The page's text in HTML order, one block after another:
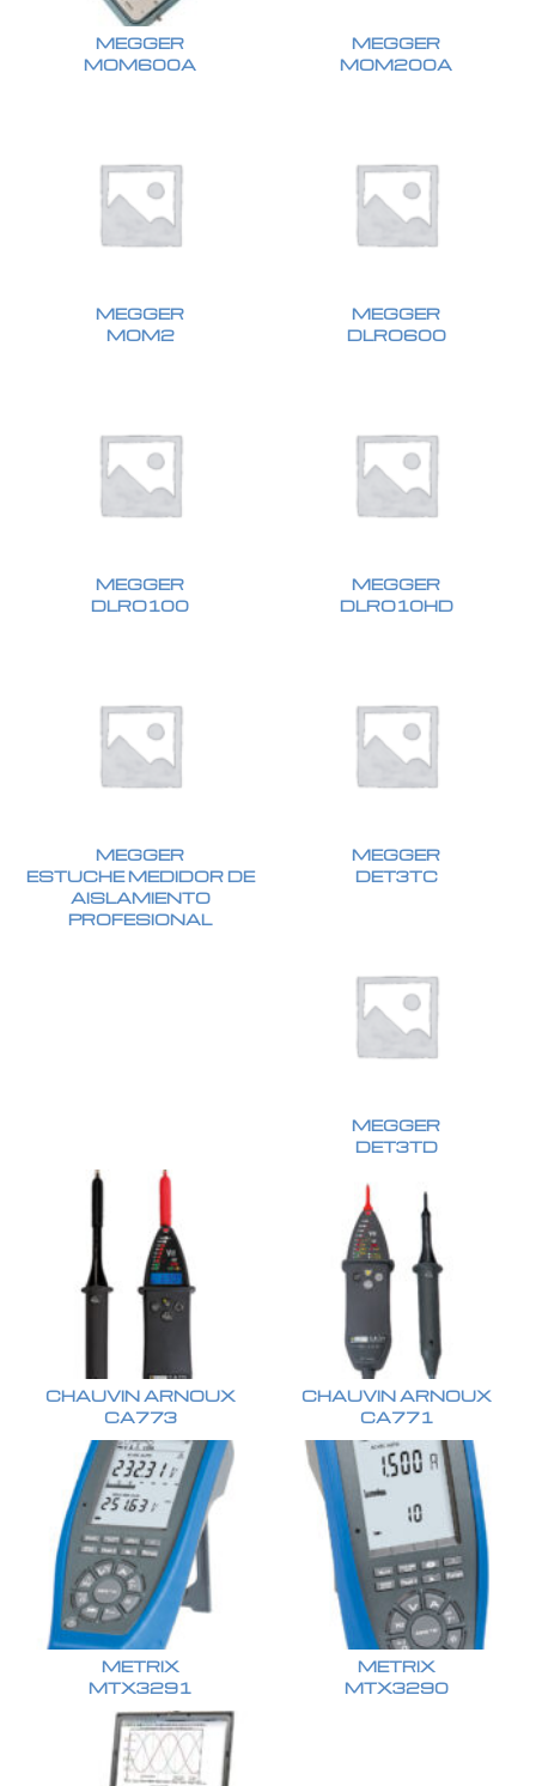
MEGGER
MOM600A
MEGGER
MOM200A
MEGGER
MOM2
MEGGER
DLRO600
MEGGER
DLRO100
MEGGER
DLRO10HD
MEGGER
ESTUCHE MEDIDOR DE
AISLAMIENTO
PROFESIONAL
MEGGER
DET3TC
MEGGER
DET3TD
CHAUVIN ARNOUX
CA773
CHAUVIN ARNOUX
CA771
METRIX
MTX3291
METRIX
MTX3290